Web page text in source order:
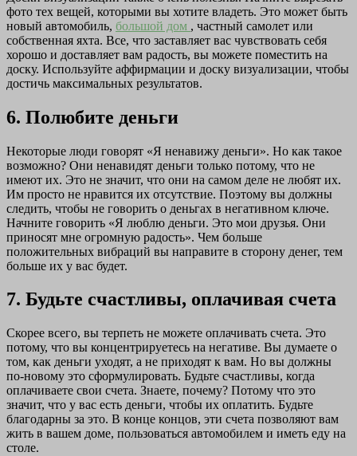
фото тех вещей, которыми вы хотите владеть. Это может быть
новый автомобиль, большой дом , частный самолет или
собственная яхта. Все, что заставляет вас чувствовать себя
хорошо и доставляет вам радость, вы можете поместить на
доску. Используйте аффирмации и доску визуализации, чтобы
достичь максимальных результатов.
6. Полюбите деньги
Некоторые люди говорят «Я ненавижу деньги». Но как такое
возможно? Они ненавидят деньги только потому, что не
имеют их. Это не значит, что они на самом деле не любят их.
Им просто не нравится их отсутствие. Поэтому вы должны
следить, чтобы не говорить о деньгах в негативном ключе.
Начните говорить «Я люблю деньги. Это мои друзья. Они
приносят мне огромную радость». Чем больше
положительных вибраций вы направите в сторону денег, тем
больше их у вас будет.
7. Будьте счастливы, оплачивая счета
Скорее всего, вы терпеть не можете оплачивать счета. Это
потому, что вы концентрируетесь на негативе. Вы думаете о
том, как деньги уходят, а не приходят к вам. Но вы должны
по-новому это сформулировать. Будьте счастливы, когда
оплачиваете свои счета. Знаете, почему? Потому что это
значит, что у вас есть деньги, чтобы их оплатить. Будьте
благодарны за это. В конце концов, эти счета позволяют вам
жить в вашем доме, пользоваться автомобилем и иметь еду на
столе.